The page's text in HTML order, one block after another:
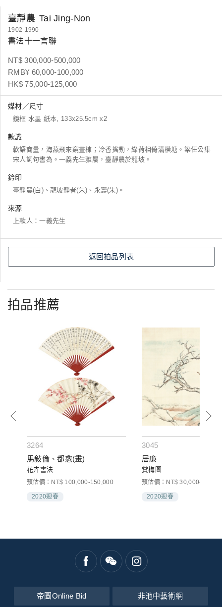
臺靜農 Tai Jing-Non
1902-1990
書法十一言聯
NT$ 300,000-500,000
RMB¥ 60,000-100,000
HK$ 75,000-125,000
媒材／尺寸
鏡框 水墨 紙本, 133x25.5cm x2
款識
軟語商量，海燕飛來窺畫棟；冷香搖動，綠荷相倚滿橫塘。梁任公集
宋人詞句書為。一義先生雅屬，臺靜農於龍坡。
鈐印
臺靜農(白)、龍坡靜者(朱)、永壽(朱)。
來源
上款人：一義先生
返回拍品列表
拍品推薦
3264
馬敍倫、都愈(畫)
花卉書法
預估價：NT$ 100,000-150,000
2020迎春
3045
居廉
賞梅圖
預估價：NT$ 30,000-50,000
2020迎春
帝圖Online Bid 非池中藝術網